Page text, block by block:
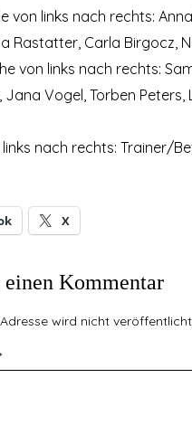
von links nach rechts:
Rastatter, Carla Birgocz,
von links nach rechts:
Jana Vogel, Torben Peters,
nach rechts: Trainer/
X
einen Kommentar
wird nicht